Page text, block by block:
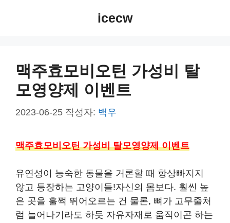
icecw
맥주효모비오틴 가성비 탈
모영양제 이벤트
2023-06-25 작성자: 백우
맥주효모비오틴 가성비 탈모영양제 이벤트
유연성이 능숙한 동물을 거론할 때 항상빠지지
않고 등장하는 고양이들!자신의 몸보다. 훨씬 높
은 곳을 훌쩍 뛰어오르는 건 물론, 뼈가 고무줄처
럼 늘어나기라도 하듯 자유자재로 움직이곤 하는